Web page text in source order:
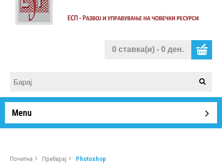
0 ставка(и) - 0 ден.
Menu
Почетна Пребарај Photoshop